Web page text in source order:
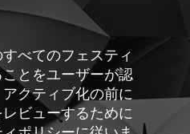
べてのフェスティ
とをユーザーが認
クティブ化の前に
ビューするために